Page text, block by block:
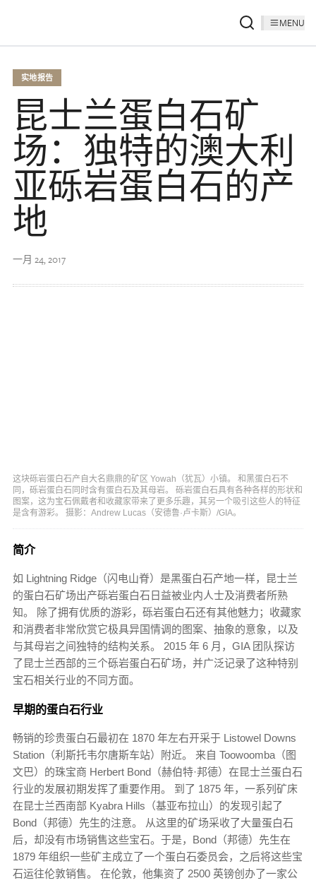
MENU
实地报告
昆士兰蛋白石矿
场：独特的澳大利
亚砾岩蛋白石的产
地
一月 24, 2017
这块砾岩蛋白石产自大名鼎鼎的矿区 Yowah（犹瓦）小镇。 和黑蛋白石不
同，砾岩蛋白石同时含有蛋白石及其母岩。 砾岩蛋白石具有各种各样的形状和
图案，这为宝石佩戴者和收藏家带来了更多乐趣，其另一个吸引这些人的特征
是含有游彩。 摄影：Andrew Lucas（安德鲁·卢卡斯）/GIA。
简介
如 Lightning Ridge（闪电山脊）是黑蛋白石产地一样，昆士兰
的蛋白石矿场出产砾岩蛋白石日益被业内人士及消费者所熟
知。 除了拥有优质的游彩，砾岩蛋白石还有其他魅力；收藏家
和消费者非常欣赏它极具异国情调的图案、抽象的意象，以及
与其母岩之间独特的结构关系。 2015 年 6 月，GIA 团队探访
了昆士兰西部的三个砾岩蛋白石矿场，并广泛记录了这种特别
宝石相关行业的不同方面。
早期的蛋白石行业
畅销的珍贵蛋白石最初在 1870 年左右开采于 Listowel Downs
Station（利斯托韦尔唐斯车站）附近。 来自 Toowoomba（图
文巴）的珠宝商 Herbert Bond（赫伯特·邦德）在昆士兰蛋白石
行业的发展初期发挥了重要作用。 到了 1875 年，一系列矿床
在昆士兰西南部 Kyabra Hills（基亚布拉山）的发现引起了
Bond（邦德）先生的注意。 从这里的矿场采收了大量蛋白石
后，却没有市场销售这些宝石。于是，Bond（邦德）先生在
1879 年组织一些矿主成立了一个蛋白石委员会，之后将这些宝
石运往伦敦销售。 在伦敦，他集资了 2500 英镑创办了一家公